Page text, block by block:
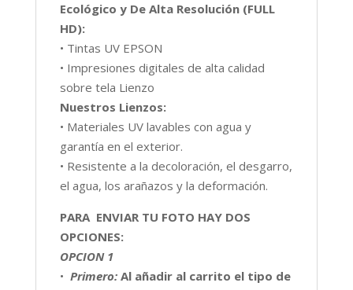
Ecológico y De Alta Resolución (FULL
HD):
• Tintas UV EPSON
• Impresiones digitales de alta calidad
sobre tela Lienzo
Nuestros Lienzos:
• Materiales UV lavables con agua y
garantía en el exterior.
• Resistente a la decoloración, el desgarro,
el agua, los arañazos y la deformación.
PARA ENVIAR TU FOTO HAY DOS
OPCIONES:
OPCION 1
• Primero: Al añadir al carrito el tipo de